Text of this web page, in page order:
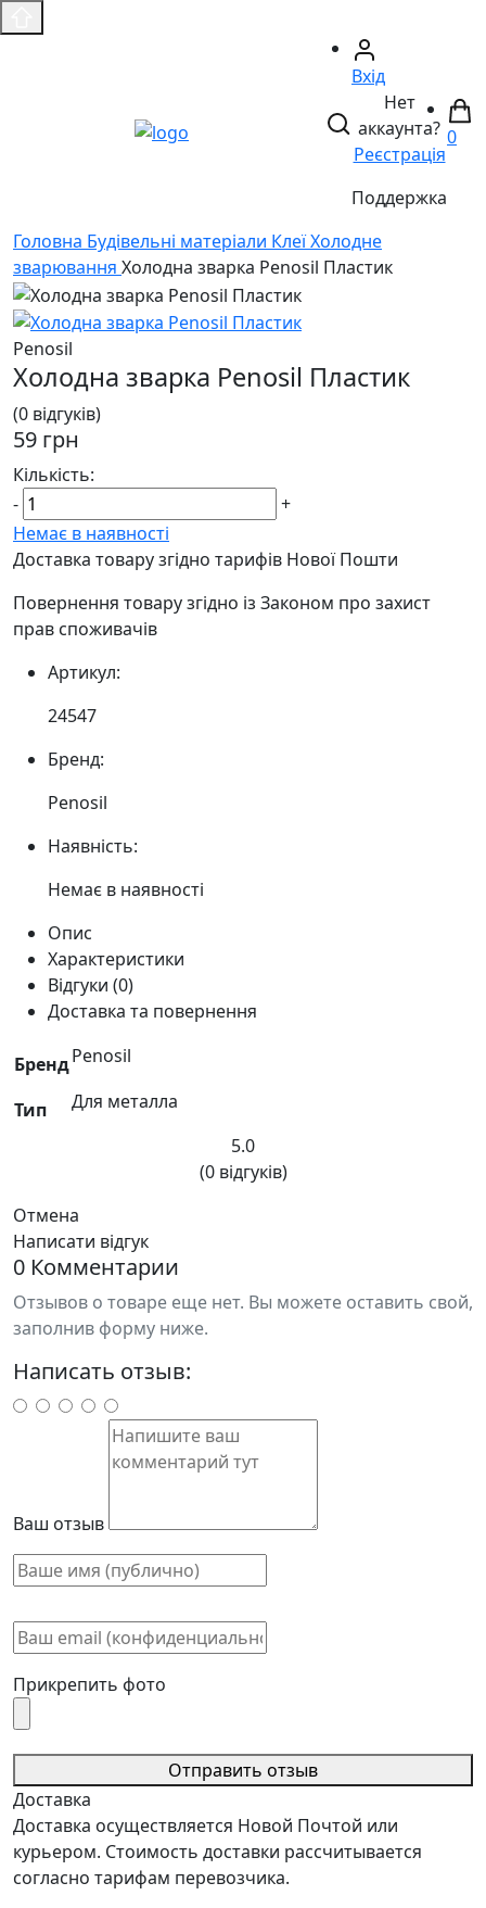
Вхід
Нет
аккаунта?
Реєстрація
Поддержка
0
Головнa Будівельні матеріали КлеїХолодне
зварювання Холодна зварка Penosil Пластик
Penosil
Холодна зварка Penosil Пластик
(0 відгуків)
59 грн
Кількість:
-
+
Немає в наявності
Доставка товару згідно тарифів Нової Пошти
Повернення товару згідно із Законом про захист
прав споживачів
Артикул:
24547
Бренд:
Penosil
Наявність:
Немає в наявності
Опис
Характеристики
Відгуки (0)
Доставка та повернення
БрендPenosil
Тип
Для металла
5.0
(0 відгуків)
Отмена
Написати відгук
0 Комментарии
Отзывов о товаре еще нет. Вы можете оставить свой,
заполнив форму ниже.
Написать отзыв:
Ваш отзыв
Прикрепить фото
Отправить отзыв
Доставка
Доставка осуществляется Новой Почтой или
курьером. Стоимость доставки рассчитывается
согласно тарифам перевозчика.